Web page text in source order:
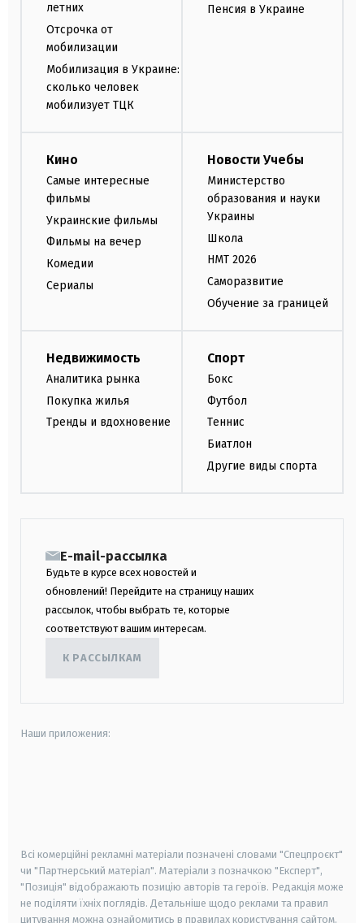
летних
Отсрочка от
мобилизации
Мобилизация в Украине:
сколько человек
мобилизует ТЦК
Пенсия в Украине
Кино
Самые интересные
фильмы
Украинские фильмы
Фильмы на вечер
Комедии
Сериалы
Новости Учебы
Министерство
образования и науки
Украины
Школа
НМТ 2026
Саморазвитие
Обучение за границей
Недвижимость
Аналитика рынка
Покупка жилья
Тренды и вдохновение
Спорт
Бокс
Футбол
Теннис
Биатлон
Другие виды спорта
E-mail-рассылка
Будьте в курсе всех новостей и
обновлений! Перейдите на страницу наших
рассылок, чтобы выбрать те, которые
соответствуют вашим интересам.
К РАССЫЛКАМ
Наши приложения:
Всі комерційні рекламні матеріали позначені словами "Спецпроєкт"
чи "Партнерський матеріал". Матеріали з позначкою "Експерт",
"Позиція" відображають позицію авторів та героїв. Редакція може
не поділяти їхніх поглядів. Детальніше щодо реклами та правил
цитування можна ознайомитись в правилах користування сайтом.